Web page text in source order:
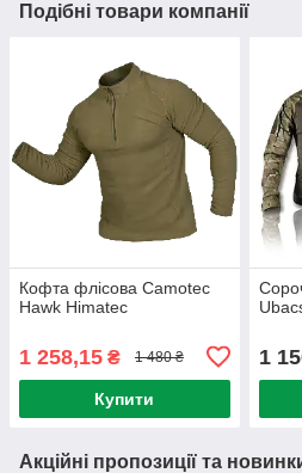
Подібні товари компанії
Кофта флісова Camotec
Hawk Himatec
1 258,15 ₴ 1 480 ₴
Купити
1
Акційні пропозиції та